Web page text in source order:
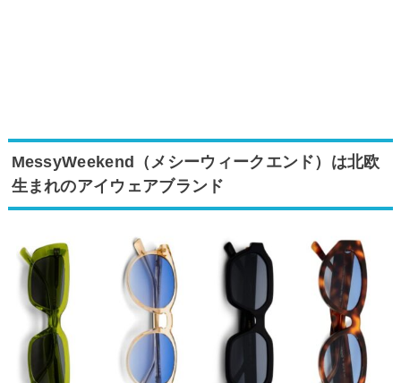
MessyWeekend（メシーウィークエンド）は北欧
生まれのアイウェアブランド